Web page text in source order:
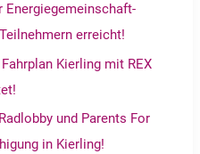
Energiegemeinschaft-
erreicht!
Kierling mit REX
und Parents For
in Kierling!